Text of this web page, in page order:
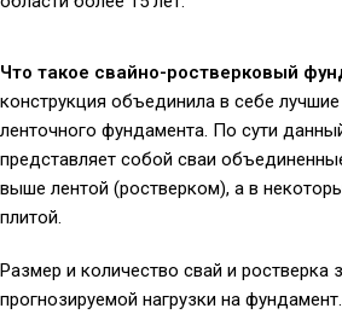
Что такое свайно-ростверковый
конструкция объединила в себе
ленточного фундамента. По сути
представляет собой сваи
выше лентой (ростверком), а в
плитой.
Размер и количество свай и ростверка
прогнозируемой нагрузки на